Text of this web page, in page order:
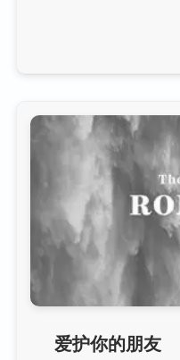
爱护你的朋友